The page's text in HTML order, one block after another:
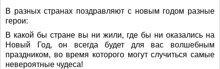
В разных странах поздравляют с новым годом разные
герои:
В какой бы стране вы ни жили, где бы ни оказались на
Новый Год, он всегда будет для вас волшебным
праздником, во время которого могут случиться самые
невероятные чудеса!